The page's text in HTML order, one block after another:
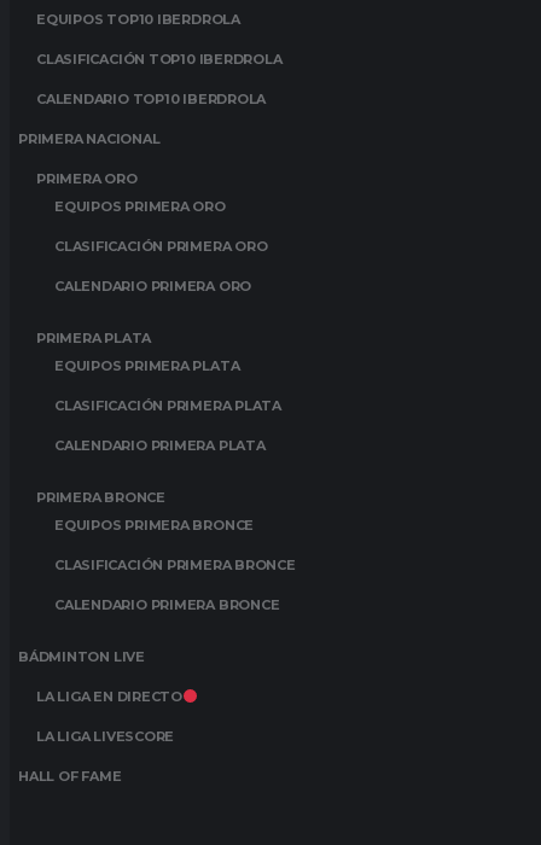
EQUIPOS TOP10 IBERDROLA
CLASIFICACIÓN TOP10 IBERDROLA
CALENDARIO TOP10 IBERDROLA
PRIMERA NACIONAL
PRIMERA ORO
EQUIPOS PRIMERA ORO
CLASIFICACIÓN PRIMERA ORO
CALENDARIO PRIMERA ORO
PRIMERA PLATA
EQUIPOS PRIMERA PLATA
CLASIFICACIÓN PRIMERA PLATA
CALENDARIO PRIMERA PLATA
PRIMERA BRONCE
EQUIPOS PRIMERA BRONCE
CLASIFICACIÓN PRIMERA BRONCE
CALENDARIO PRIMERA BRONCE
BÁDMINTON LIVE
LA LIGA EN DIRECTO
LA LIGA LIVESCORE
HALL OF FAME